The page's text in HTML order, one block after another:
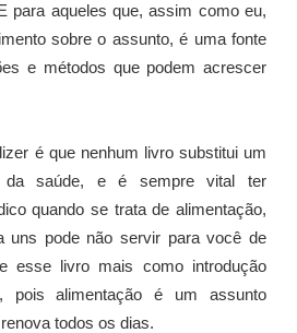
para aqueles que, assim como eu,
sobre o assunto, é uma fonte
e métodos que podem acrescer
é que nenhum livro substitui um
da saúde, e é sempre vital ter
quando se trata de alimentação,
uns pode não servir para você de
esse livro mais como introdução
pois alimentação é um assunto
todos os dias.